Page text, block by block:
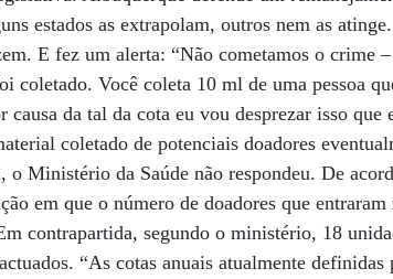
estados as extrapolam, outros nem as
E fez um alerta: “Não cometamos o crime
coletado. Você coleta 10 ml de uma pessoa
causa da tal da cota eu vou desprezar isso que
coletado de potenciais doadores
o Ministério da Saúde não respondeu. De
em que o número de doadores que
contrapartida, segundo o ministério, 18
“As cotas anuais atualmente